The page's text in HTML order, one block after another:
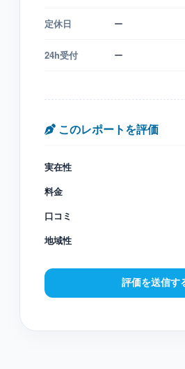
定休日 ー
24h受付 ー
このレポートを評価
実在性
料金
口コミ
地域性
評価を送信す